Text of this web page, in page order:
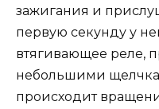
зажигания и
первую секунду у
втягивающее реле,
небольшими
происходит